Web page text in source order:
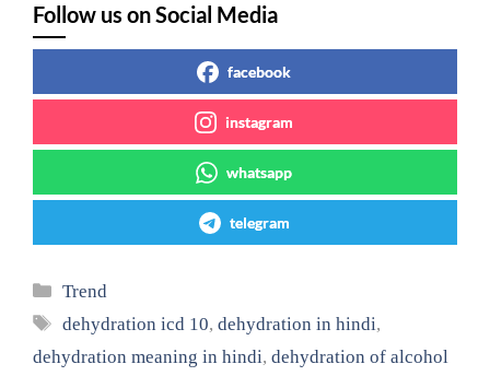
Follow us on Social Media
facebook
instagram
whatsapp
telegram
Categories
Trend
Tags
dehydration icd 10,dehydration in hindi,
dehydration meaning in hindi, dehydration of alcohol